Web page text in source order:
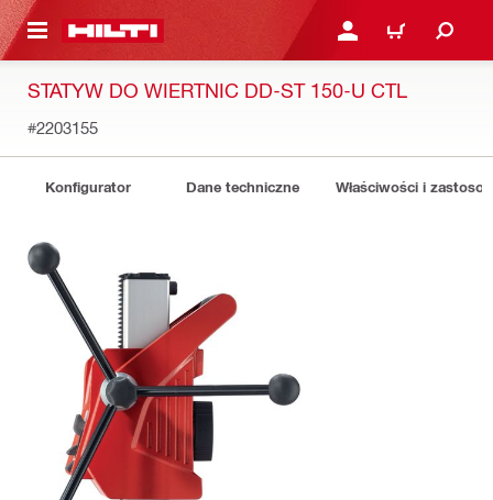
GŁÓWNEJ ZALOGUJ SIĘ LUB
KOSZYK
STATYW DO WIERTNIC DD-ST 150-U CTL
#2203155
Konfigurator Dane techniczne Właściwości i